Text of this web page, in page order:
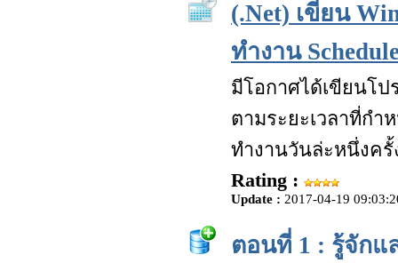
(.Net) เขียน
ทำงาน
มีโอกาศได้เขียนโป
ตามระยะเวลาที่กำ
ทำงานวันล่ะหนึ่งครั้
Rating :
Update : 2017-04-19
ตอนที่ 1 : รู้จักแ